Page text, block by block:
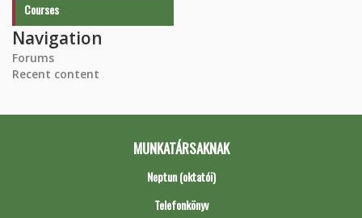
Courses
Navigation
Forums
Recent content
MUNKATÁRSAKNAK
Neptun (oktatói)
Telefonkönyv